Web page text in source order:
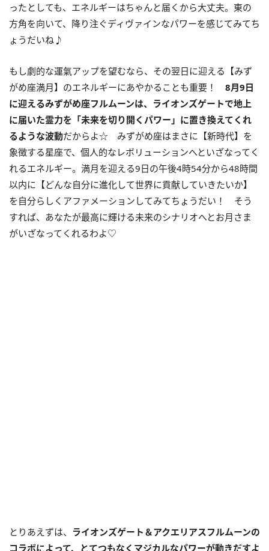
ったとしても、エネルギーはちゃんと届くから大丈夫。東の
方角を向いて、降り注ぐディヴァインなパワーを感じてみてち
ょうだいね♪
もし劇的な運氣アップを望むなら、その翌日に迎える【みず
がめ座満月】のエネルギーにあやかることも重要！ 8月9日
に迎えるみずがめ座フルムーンは、ライオンズゲートで地上
に届いた霊力を「未来を切り開くパワー」に置き換えてくれ
るような波動だからよ☆ みずがめ座はまさに【新時代】を
象徴する星座で、個人的なレボリューションへといざなってく
れるエネルギー。満月を迎える9日の午後4時54分から48時間
以内に【どんな自分に進化して世界に貢献していきたいか】
を自分らしくアファメーションしてみてちょうだい！ そう
すれば、あなたが最高に輝ける未来のシナリオへとお月さま
がいざなってくれるわよ♡
とりあえずは、 ライオンズゲート＆アクエリアスフルムーンの
コラボによって、とてつもなくマジカルなパワーが動きだすよ